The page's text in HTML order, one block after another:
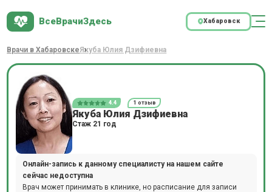
ВсеВрачиЗдесь Хабаровск
Врачи в ХабаровскеЯкуба Юлия Дзифиевна
4.4 1 отзыв
Якуба Юлия Дзифиевна
Стаж 21 год
Онлайн-запись к данному специалисту на нашем сайте
сейчас недоступна
Врач может принимать в клинике, но расписание для записи